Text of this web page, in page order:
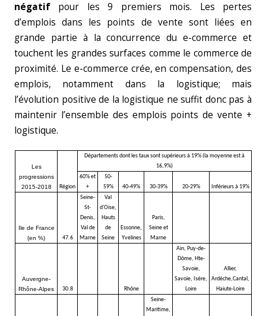
négatif pour les 9 premiers mois. Les pertes
d’emplois dans les points de vente sont liées en
grande partie à la concurrence du e-commerce et
touchent les grandes surfaces comme le commerce de
proximité. Le e-commerce crée, en compensation, des
emplois, notamment dans la logistique; mais
l’évolution positive de la logistique ne suffit donc pas à
maintenir l’ensemble des emplois points de vente +
logistique.
Les
progressions
2015-2018
Région
Départements dont les taux sont supérieurs à 19% (la moyenne est à
16,9%)
60% et
+
50-
59%
40-49% 30-39% 20-29% Inférieurs à 19%
Ile de France
(en %)
47.6
Seine-
St-
Denis,
Val de
Marne
Val
d'Oise,
Hauts
de
Seine
Essonne,
Yvelines
Paris,
Seine et
Marne
Auvergne-
Rhône-Alpes
30.8 Rhône
Ain, Puy-de-
Dôme, Hte-
Savoie,
Savoie, Isére,
Loire
Allier,
Ardéche,Cantal,
Haiute-Loire
Seine-
Maritime,